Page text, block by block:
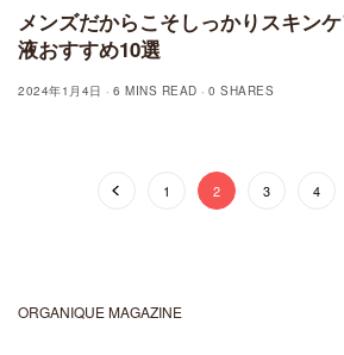
メンズだからこそしっかりスキン
液おすすめ10選
2024年1月4日 6 MINS READ 0 SHARES
1 2 3 4
ORGANIQUE MAGAZINE